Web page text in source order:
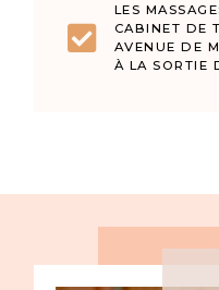
LES
CABINET DE
AVENUE DE
À LA SORTIE